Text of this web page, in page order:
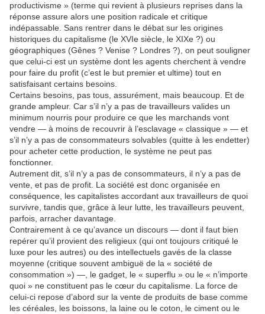
productivisme » (terme qui revient à plusieurs reprises dans la
réponse assure alors une position radicale et critique
indépassable. Sans rentrer dans le débat sur les origines
historiques du capitalisme (le XVIe siècle, le XIXe ?) ou
géographiques (Gênes ? Venise ? Londres ?), on peut souligner
que celui-ci est un système dont les agents cherchent à vendre
pour faire du profit (c’est le but premier et ultime) tout en
satisfaisant certains besoins.
Certains besoins, pas tous, assurément, mais beaucoup. Et de
grande ampleur. Car s’il n’y a pas de travailleurs valides un
minimum nourris pour produire ce que les marchands vont
vendre — à moins de recouvrir à l’esclavage « classique » — et
s’il n’y a pas de consommateurs solvables (quitte à les endetter)
pour acheter cette production, le système ne peut pas
fonctionner.
Autrement dit, s’il n’y a pas de consommateurs, il n’y a pas de
vente, et pas de profit. La société est donc organisée en
conséquence, les capitalistes accordant aux travailleurs de quoi
survivre, tandis que, grâce à leur lutte, les travailleurs peuvent,
parfois, arracher davantage.
Contrairement à ce qu’avance un discours — dont il faut bien
repérer qu’il provient des religieux (qui ont toujours critiqué le
luxe pour les autres) ou des intellectuels gavés de la classe
moyenne (critique souvent ambiguë de la « société de
consommation ») —, le gadget, le « superflu » ou le « n’importe
quoi » ne constituent pas le cœur du capitalisme. La force de
celui-ci repose d’abord sur la vente de produits de base comme
les céréales, les boissons, la laine ou le coton, le ciment ou le